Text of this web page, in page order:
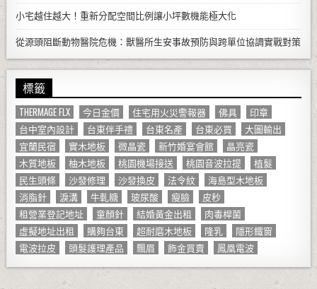
小宅越住越大！重新分配空間比例讓小坪數機能極大化
從源頭阻斷動物醫院危機：獸醫所生安事故預防與跨單位協調實戰對策
標籤
THERMAGE FLX 今日金價 住宅用火災警報器 佛具
印章
台中室內設計
台東伴手禮 台東名產 台東必買
大圖輸出
宜蘭民宿
實木地板 微晶瓷 新竹婚宴會館
晶亮瓷
木質地板
柚木地板 桃園機場接送 桃園音波拉提
植髮
民生頭條
沙發修理 沙發換皮 法令紋
海島型木地板
消脂針
淚溝 牛軋糖 玻尿酸 瘦臉
皮秒
租營業登記地址
童顏針 結婚黃金出租
肉毒桿菌
虛擬地址出租
購夠台東 超耐磨木地板 隆乳
隱形鐵窗
電波拉皮
頭髮護理產品 飄眉 飾金買賣 鳳凰電波